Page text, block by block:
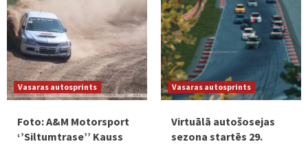
Vasaras autosprints
Foto: A&M Motorsport
‘’Siltumtrase’’ Kauss
Vasaras autosprints
Virtuālā autošosejas
sezona startēs 29.